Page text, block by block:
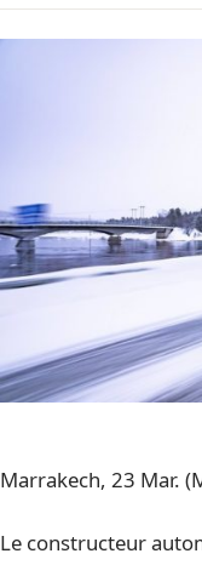
Marrakech, 23 Mar.
Le constructeur